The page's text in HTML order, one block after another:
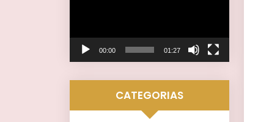
00:00 01:27
CATEGORIAS